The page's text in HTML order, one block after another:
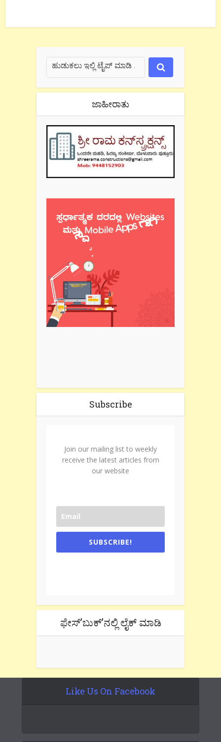
ಜಾಹೀರಾತು
Subscribe
Join our mailing list to weekly
receive the latest articles from
our website
SUBSCRIBE!
ಫೇಸ್’ಬುಕ್’ನಲ್ಲಿ ಲೈಕ್ ಮಾಡಿ
Like Us On Facebook